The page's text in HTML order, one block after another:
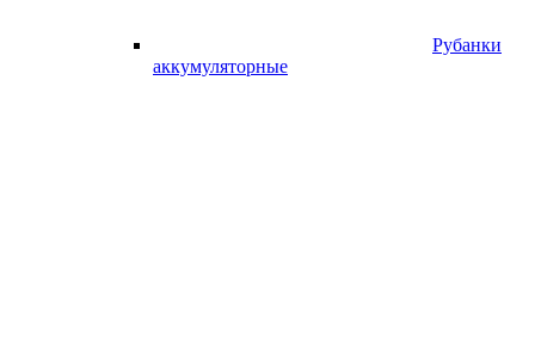
Рубанки
аккумуляторные